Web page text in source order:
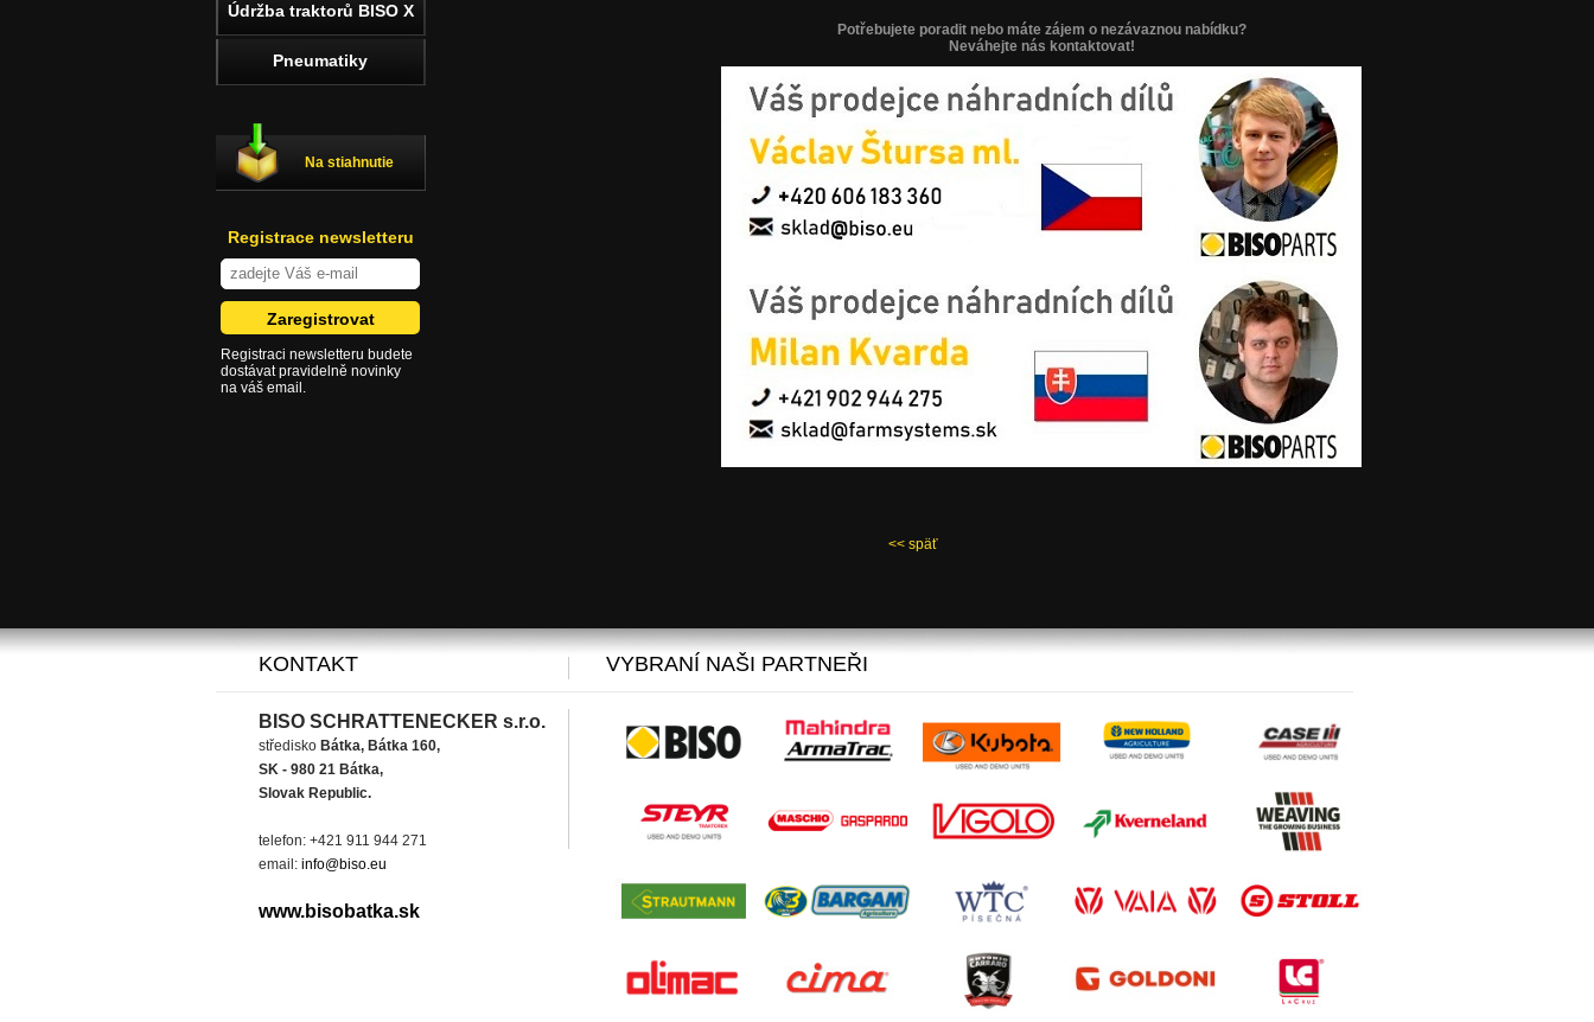
Potřebujete poradit nebo máte zájem o nezávaznou nabídku?
Neváhejte nás kontaktovat!
<< späť
Údržba traktorů BISO X
Pneumatiky
Na stiahnutie
Registrace newsletteru
Registraci newsletteru budete
dostávat pravidelně novinky
na váš email.
KONTAKT
BISO SCHRATTENECKER s.r.o.
středisko Bátka, Bátka 160,
SK - 980 21 Bátka,
Slovak Republic.
telefon: +421 911 944 271
email: info@biso.eu
www.bisobatka.sk
VYBRANÍ NAŠI PARTNEŘI